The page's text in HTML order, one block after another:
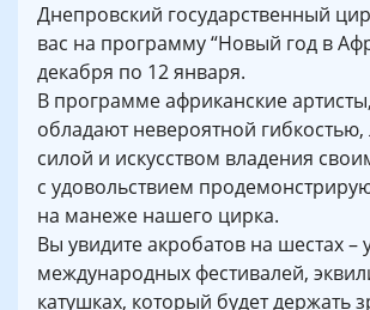
Днепровский государственный
вас на программу “Новый год в
декабря по 12 января.
В программе африканские
обладают невероятной гибкостью,
силой и искусством владения
с удовольствием
на манеже нашего цирка.
Вы увидите акробатов на шестах –
международных фестивалей,
катушках, который будет держать